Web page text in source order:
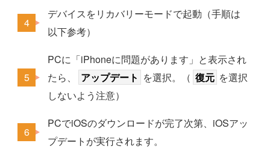
デバイスをリカバリーモードで起動（手順は
以下参考）
PCに「iPhoneに問題があります」と表示され
たら、
アップデート を選択。（ 復元 を選択
しないよう注意）
PCでiOSのダウンロードが完了次第、iOSアッ
プデートが実行されます。